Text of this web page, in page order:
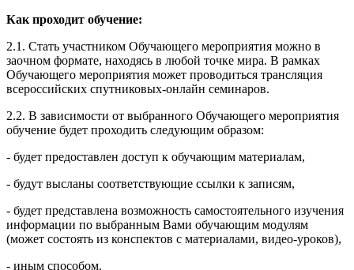
Как проходит обучение:
2.1. Стать участником Обучающего мероприятия можно в
заочном формате, находясь в любой точке мира. В рамках
Обучающего мероприятия может проводиться трансляция
всероссийских спутниковых-онлайн семинаров.
2.2. В зависимости от выбранного Обучающего мероприятия
обучение будет проходить следующим образом:
- будет предоставлен доступ к обучающим материалам,
- будут высланы соответствующие ссылки к записям,
- будет представлена возможность самостоятельного изучения
информации по выбранным Вами обучающим модулям
(может состоять из конспектов с материалами, видео-уроков),
- иным способом.